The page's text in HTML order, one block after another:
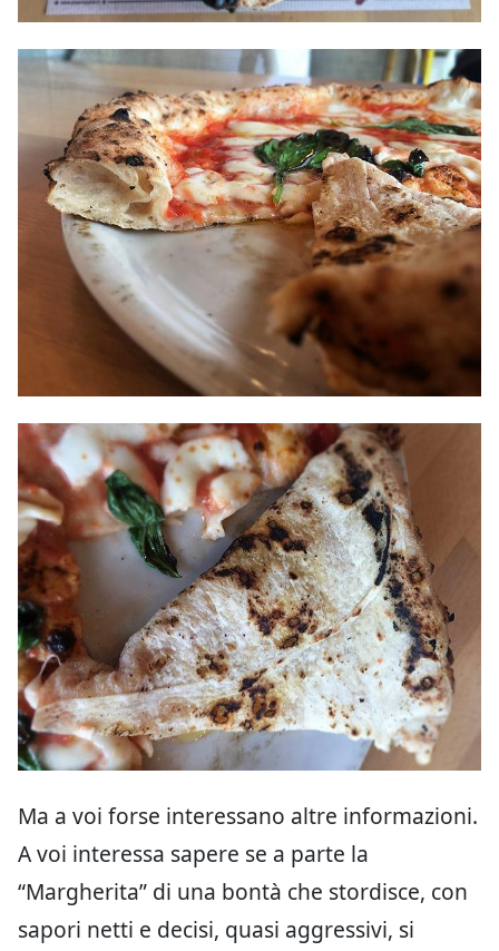
Ma a voi forse interessano altre informazioni.
A voi interessa sapere se a parte la
“Margherita” di una bontà che stordisce, con
sapori netti e decisi, quasi aggressivi, si